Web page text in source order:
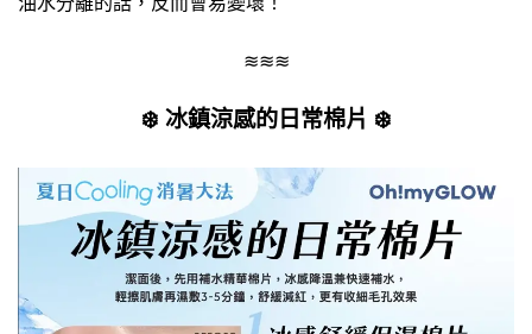
≋≋≋
❄️ 冰鎮涼感的日常棉片 ❄️